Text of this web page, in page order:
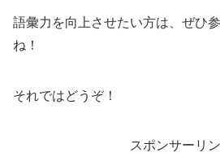
語彙力を向上させたい方は、ぜひ
ね！
それではどうぞ！
スポンサーリ